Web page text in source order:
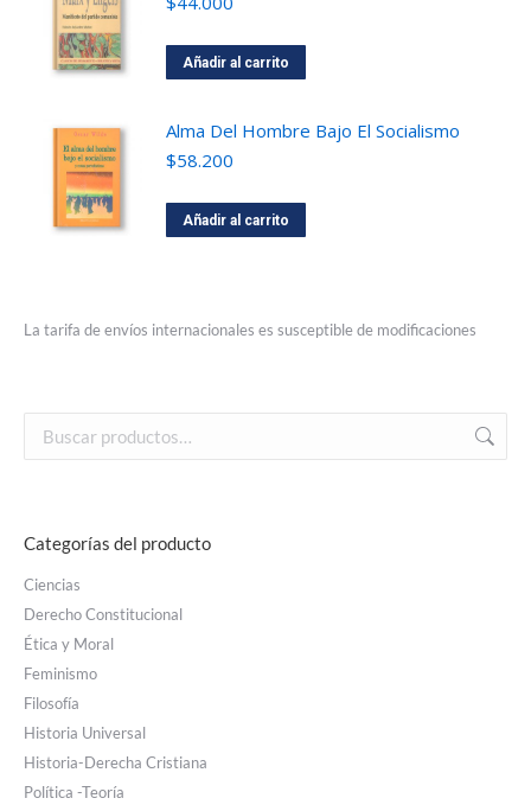
Añadir al carrito
Alma Del Hombre Bajo El Socialismo
$58.200
Añadir al carrito
La tarifa de envíos internacionales es susceptible de modificaciones
Categorías del producto
Ciencias
Derecho Constitucional
Ética y Moral
Feminismo
Filosofía
Historia Universal
Historia-Derecha Cristiana
Política -Teoría